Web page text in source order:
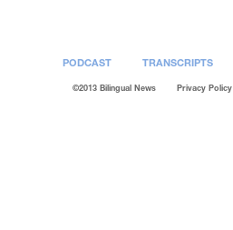
PODCAST TRANSCRIPTS
©2013 Bilingual News Privacy Policy